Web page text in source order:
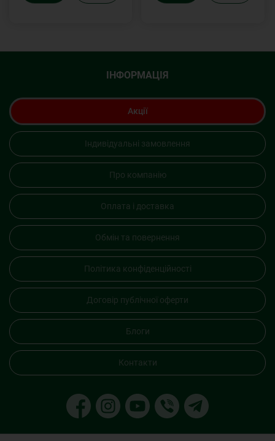
ІНФОРМАЦІЯ
Акції
Індивідуальні замовлення
Про компанію
Оплата і доставка
Обмін та повернення
Політика конфіденційності
Договір публічної оферти
Блоги
Контакти